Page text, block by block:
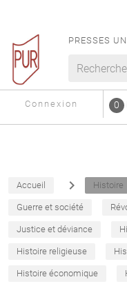
PRESSES
Connexion 0
Accueil navigate_next Histoire
Guerre et société
Justice et déviance
Histoire religieuse
Histoire économique